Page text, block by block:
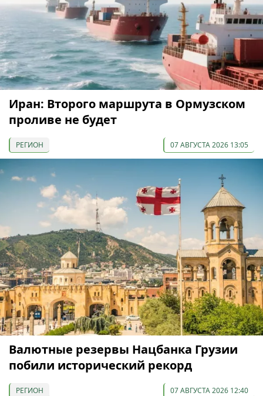
Иран: Второго маршрута в Ормузском
проливе не будет
РЕГИОН 07 АВГУСТА 2026 13:05
Валютные резервы Нацбанка Грузии
побили исторический рекорд
РЕГИОН 07 АВГУСТА 2026 12:40